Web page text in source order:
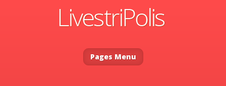
Pages Menu